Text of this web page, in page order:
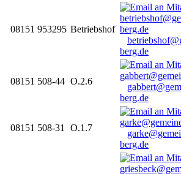
08151 953295 Betriebshof
berg.de
08151 508-44 O.2.6
berg.de
08151 508-31 O.1.7
berg.de